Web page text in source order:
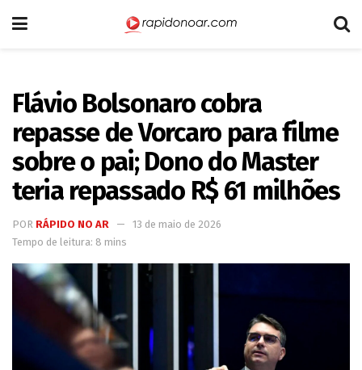
Flávio Bolsonaro cobra
repasse de Vorcaro para filme
sobre o pai; Dono do Master
teria repassado R$ 61 milhões
POR RÁPIDO NO AR
13 de maio de 2026
Tempo de leitura: 8 mins